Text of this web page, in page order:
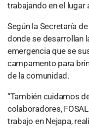
trabajando en el
Según la Secretaría
donde se desarrollan
emergencia que se
campamento para
de la comunidad.
“También cuidamos
colaboradores,
trabajo en Nejapa,